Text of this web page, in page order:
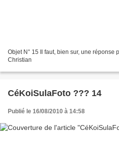
Objet N° 15 Il faut, bien sur, une réponse
Christian
CéKoiSulaFoto ??? 14
Publié le 16/08/2010 à 14:58